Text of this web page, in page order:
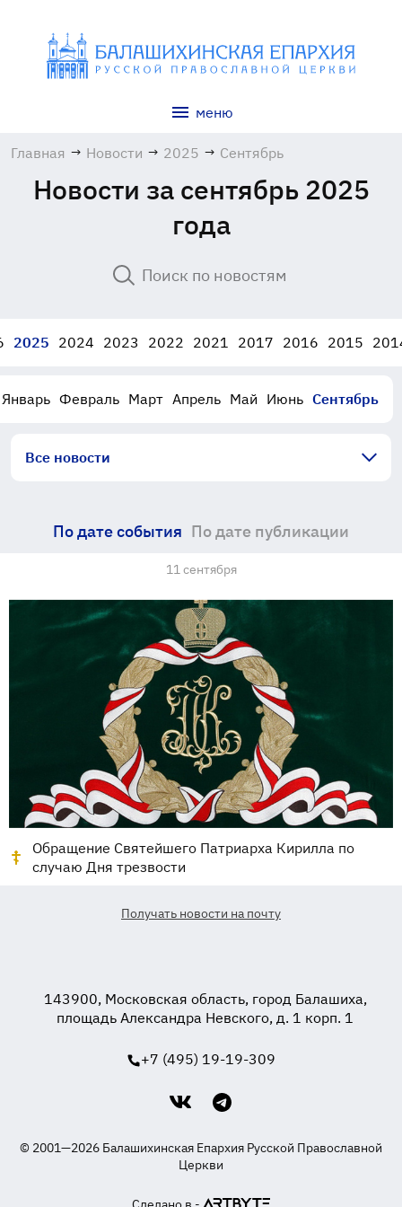
меню
Главная → Новости → 2025 → Сентябрь
Новости за сентябрь 2025
года
2025 2024 2023 2022 2021 2017 2016 2015
Январь Февраль Март Апрель Май Июнь Сентябрь
Все новости
По дате события По дате публикации
11 сентября
Обращение Святейшего Патриарха Кирилла по
случаю Дня трезвости
Получать новости на почту
143900, Московская область, город Балашиха,
площадь Александра Невского, д. 1 корп. 1
+7 (495) 19-19-309
© 2001—2026 Балашихинская Епархия Русской Православной
Церкви